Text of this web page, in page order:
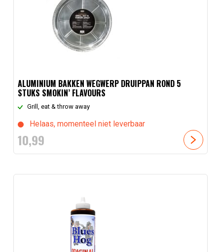
ALUMINIUM BAKKEN WEGWERP DRUIPPAN ROND 5
STUKS SMOKIN’ FLAVOURS
Grill, eat & throw away
Helaas, momenteel niet leverbaar
10,99